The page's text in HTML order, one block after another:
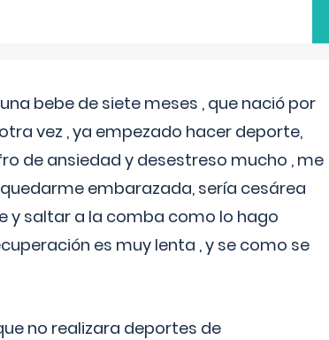
bebe de siete meses , que nació por
vez , ya empezado hacer deporte,
de ansiedad y desestreso mucho , me
embarazada, sería cesárea
y saltar a la comba como lo hago
es muy lenta , y se como se
no realizara deportes de